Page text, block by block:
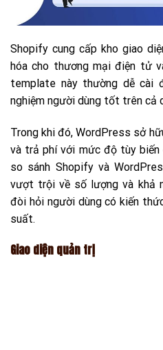
Shopify cung cấp kho giao
hóa cho thương mại điện tử
template này thường dễ
nghiệm người dùng tốt trên cả
Trong khi đó, WordPress sở
và trả phí với mức độ tùy biến
so sánh Shopify và
vượt trội về số lượng và khả
đòi hỏi người dùng có kiến
suất.
Giao diện quản trị